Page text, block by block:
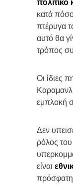
πολιτικό
κατά
πτέρυγα
αυτό θα
τρόπος
Οι ίδιες
εμπλοκή
Δεν
ρόλος του
είναι
πρόσφατη